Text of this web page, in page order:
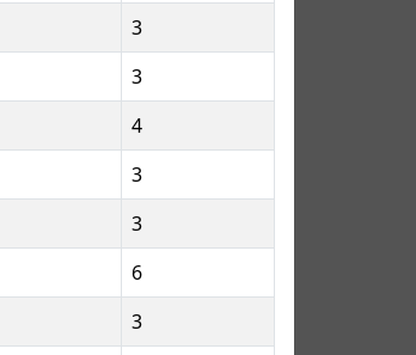
3
3
4
3
3
6
3